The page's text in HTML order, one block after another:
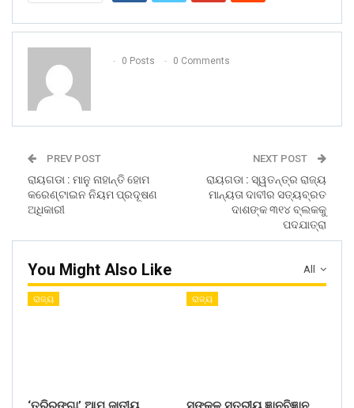
0 Posts 0 Comments
PREV POST
ରାୟଗଡା : ମାନୁ ନାହାନ୍ତି ହୋମ
କରେଣ୍ଟାଇନ ନିୟମ ପ୍ରଦୂଷଣ
ଅଧିକାରୀ
NEXT POST
ରାୟଗଡା : ସ୍ୱତନ୍ତ୍ର ରାଜ୍ୟ
ମାନ୍ୟତା ଦାବୀର ସତ୍ୟବ୍ରତ
ଦାଶଙ୍କ ୩୧୪ ବ୍ଲକକୁ
ପଦଯାତ୍ରା
All
You Might Also Like
ରାଜ୍ୟ ରାଜ୍ୟ